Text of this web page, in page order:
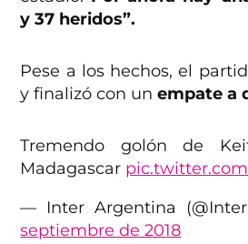
y 37 heridos”.
Pese a los hechos, el
y finalizó con unempate a
Tremendo golón de
Madagascar
— Inter Argentina
septiembre de 2018